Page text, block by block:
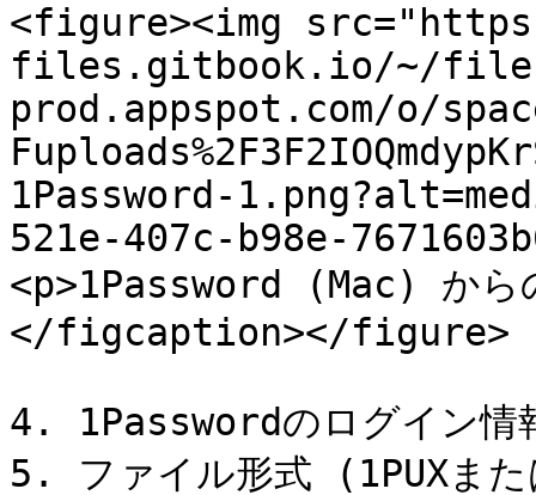
<figure><img
files.gitbook.io/~/
prod.appspot.com/o/
1Password-
521e-407c-b98e-
<p>1Password (Mac) から
</figcaption></figure>
4. 1Passwordのログイン情
5. ファイル形式 (1PUXま